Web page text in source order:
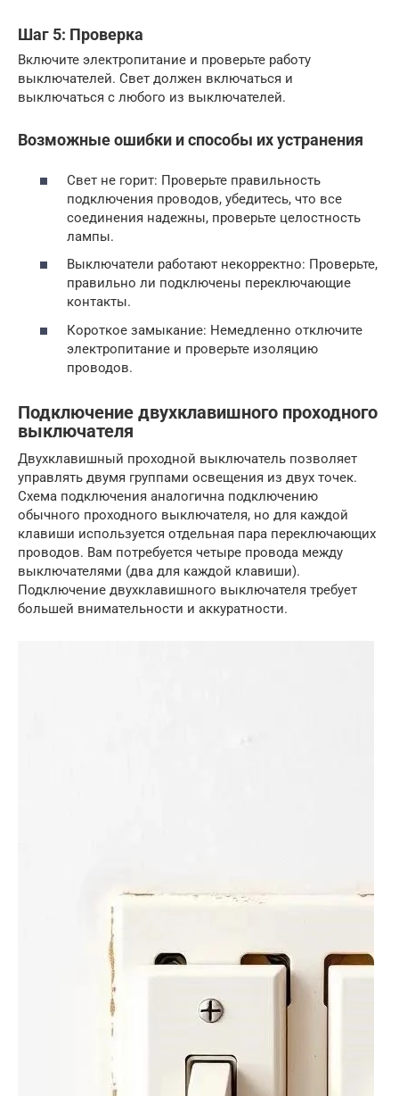
Шаг 5: Проверка
Включите электропитание и проверьте работу
выключателей. Свет должен включаться и
выключаться с любого из выключателей.
Возможные ошибки и способы их устранения
Свет не горит: Проверьте правильность
подключения проводов, убедитесь, что все
соединения надежны, проверьте целостность
лампы.
Выключатели работают некорректно: Проверьте,
правильно ли подключены переключающие
контакты.
Короткое замыкание: Немедленно отключите
электропитание и проверьте изоляцию
проводов.
Подключение двухклавишного проходного
выключателя
Двухклавишный проходной выключатель позволяет
управлять двумя группами освещения из двух точек.
Схема подключения аналогична подключению
обычного проходного выключателя, но для каждой
клавиши используется отдельная пара переключающих
проводов. Вам потребуется четыре провода между
выключателями (два для каждой клавиши).
Подключение двухклавишного выключателя требует
большей внимательности и аккуратности.